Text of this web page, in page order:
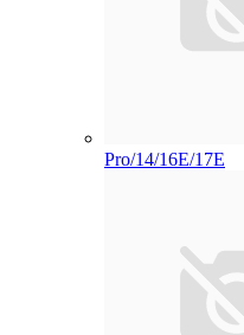
Pro/14/16E/17E